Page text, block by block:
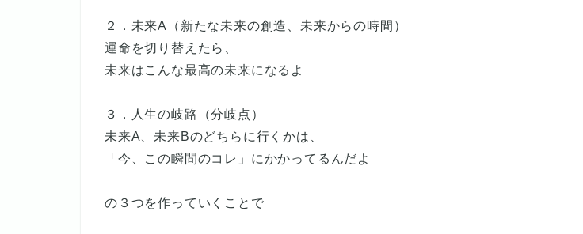
２．未来A（新たな未来の創造、未来からの時間）
運命を切り替えたら、
未来はこんな最高の未来になるよ
３．人生の岐路（分岐点）
未来A、未来Bのどちらに行くかは、
「今、この瞬間のコレ」にかかってるんだよ
の３つを作っていくことで